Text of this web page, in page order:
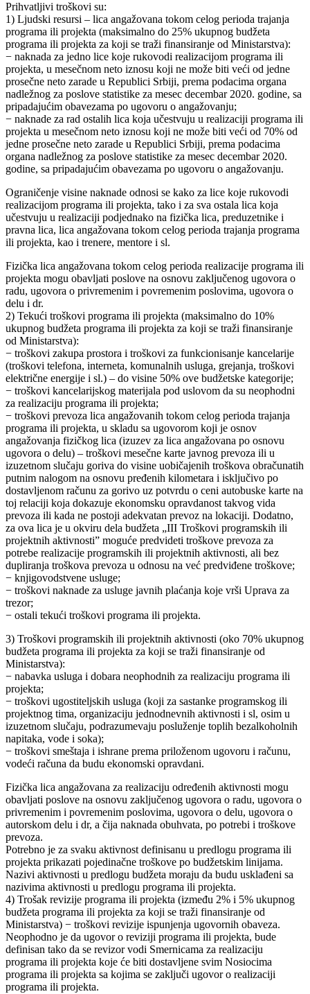
Prihvatljivi troškovi su:
1) Ljudski resursi – lica angažovana tokom celog perioda trajanja
programa ili projekta (maksimalno do 25% ukupnog budžeta
programa ili projekta za koji se traži finansiranje od Ministarstva):
− naknada za jedno lice koje rukovodi realizacijom programa ili
projekta, u mesečnom neto iznosu koji ne može biti veći od jedne
prosečne neto zarade u Republici Srbiji, prema podacima organa
nadležnog za poslove statistike za mesec decembar 2020. godine, sa
pripadajućim obavezama po ugovoru o angažovanju;
− naknade za rad ostalih lica koja učestvuju u realizaciji programa ili
projekta u mesečnom neto iznosu koji ne može biti veći od 70% od
jedne prosečne neto zarade u Republici Srbiji, prema podacima
organa nadležnog za poslove statistike za mesec decembar 2020.
godine, sa pripadajućim obavezama po ugovoru o angažovanju.
Ograničenje visine naknade odnosi se kako za lice koje rukovodi
realizacijom programa ili projekta, tako i za sva ostala lica koja
učestvuju u realizaciji podjednako na fizička lica, preduzetnike i
pravna lica, lica angažovana tokom celog perioda trajanja programa
ili projekta, kao i trenere, mentore i sl.
Fizička lica angažovana tokom celog perioda realizacije programa ili
projekta mogu obavljati poslove na osnovu zaključenog ugovora o
radu, ugovora o privremenim i povremenim poslovima, ugovora o
delu i dr.
2) Tekući troškovi programa ili projekta (maksimalno do 10%
ukupnog budžeta programa ili projekta za koji se traži finansiranje
od Ministarstva):
− troškovi zakupa prostora i troškovi za funkcionisanje kancelarije
(troškovi telefona, interneta, komunalnih usluga, grejanja, troškovi
električne energije i sl.) – do visine 50% ove budžetske kategorije;
− troškovi kancelarijskog materijala pod uslovom da su neophodni
za realizaciju programa ili projekta;
− troškovi prevoza lica angažovanih tokom celog perioda trajanja
programa ili projekta, u skladu sa ugovorom koji je osnov
angažovanja fizičkog lica (izuzev za lica angažovana po osnovu
ugovora o delu) – troškovi mesečne karte javnog prevoza ili u
izuzetnom slučaju goriva do visine uobičajenih troškova obračunatih
putnim nalogom na osnovu pređenih kilometara i isključivo po
dostavljenom računu za gorivo uz potvrdu o ceni autobuske karte na
toj relaciji koja dokazuje ekonomsku opravdanost takvog vida
prevoza ili kada ne postoji adekvatan prevoz na lokaciji. Dodatno,
za ova lica je u okviru dela budžeta „III Troškovi programskih ili
projektnih aktivnosti” moguće predvideti troškove prevoza za
potrebe realizacije programskih ili projektnih aktivnosti, ali bez
dupliranja troškova prevoza u odnosu na već predviđene troškove;
− knjigovodstvene usluge;
− troškovi naknade za usluge javnih plaćanja koje vrši Uprava za
trezor;
− ostali tekući troškovi programa ili projekta.
3) Troškovi programskih ili projektnih aktivnosti (oko 70% ukupnog
budžeta programa ili projekta za koji se traži finansiranje od
Ministarstva):
− nabavka usluga i dobara neophodnih za realizaciju programa ili
projekta;
− troškovi ugostiteljskih usluga (koji za sastanke programskog ili
projektnog tima, organizaciju jednodnevnih aktivnosti i sl, osim u
izuzetnom slučaju, podrazumevaju posluženje toplih bezalkoholnih
napitaka, vode i soka);
− troškovi smeštaja i ishrane prema priloženom ugovoru i računu,
vodeći računa da budu ekonomski opravdani.
Fizička lica angažovana za realizaciju određenih aktivnosti mogu
obavljati poslove na osnovu zaključenog ugovora o radu, ugovora o
privremenim i povremenim poslovima, ugovora o delu, ugovora o
autorskom delu i dr, a čija naknada obuhvata, po potrebi i troškove
prevoza.
Potrebno je za svaku aktivnost definisanu u predlogu programa ili
projekta prikazati pojedinačne troškove po budžetskim linijama.
Nazivi aktivnosti u predlogu budžeta moraju da budu usklađeni sa
nazivima aktivnosti u predlogu programa ili projekta.
4) Trošak revizije programa ili projekta (između 2% i 5% ukupnog
budžeta programa ili projekta za koji se traži finansiranje od
Ministarstva) − troškovi revizije ispunjenja ugovornih obaveza.
Neophodno je da ugovor o reviziji programa ili projekta, bude
definisan tako da se revizor vodi Smernicama za realizaciju
programa ili projekta koje će biti dostavljene svim Nosiocima
programa ili projekta sa kojima se zaključi ugovor o realizaciji
programa ili projekta.